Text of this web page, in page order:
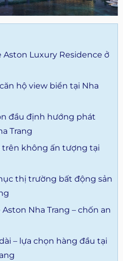
Aston Luxury Residence ở
hộ view biển tại Nha
đầu định hướng phát
Trang
trên không ấn tượng tại
thị trường bất động sản
Nha Trang – chốn an
– lựa chọn hàng đầu tại